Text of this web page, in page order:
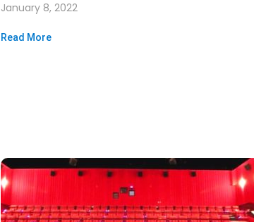
January 8, 2022
Read More